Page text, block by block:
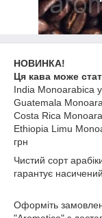
НОВИНКА!
Ця кава може
India Monoarabica
Guatemala
Costa Rica
Ethiopia Limu
грн
Чистий сорт
гарантує
Оформіть